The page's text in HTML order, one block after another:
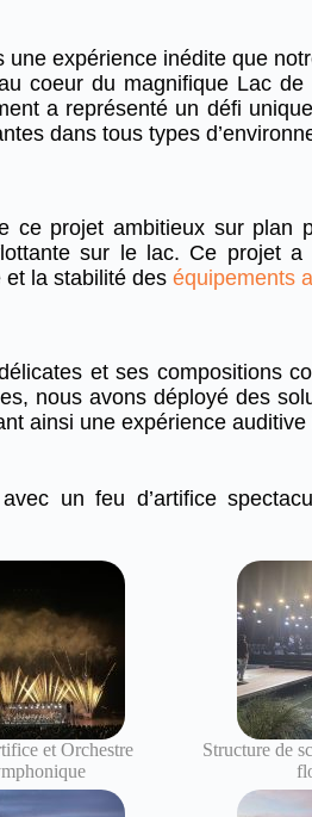
expérience inédite que
coeur du magnifique Lac
a représenté un défi
dans tous types
ce projet ambitieux sur plan
sur le lac. Ce projet
la stabilité des équipements
et ses compositions
nous avons déployé des
ainsi une expérience
un feu d’artifice
et Orchestre
Structure de